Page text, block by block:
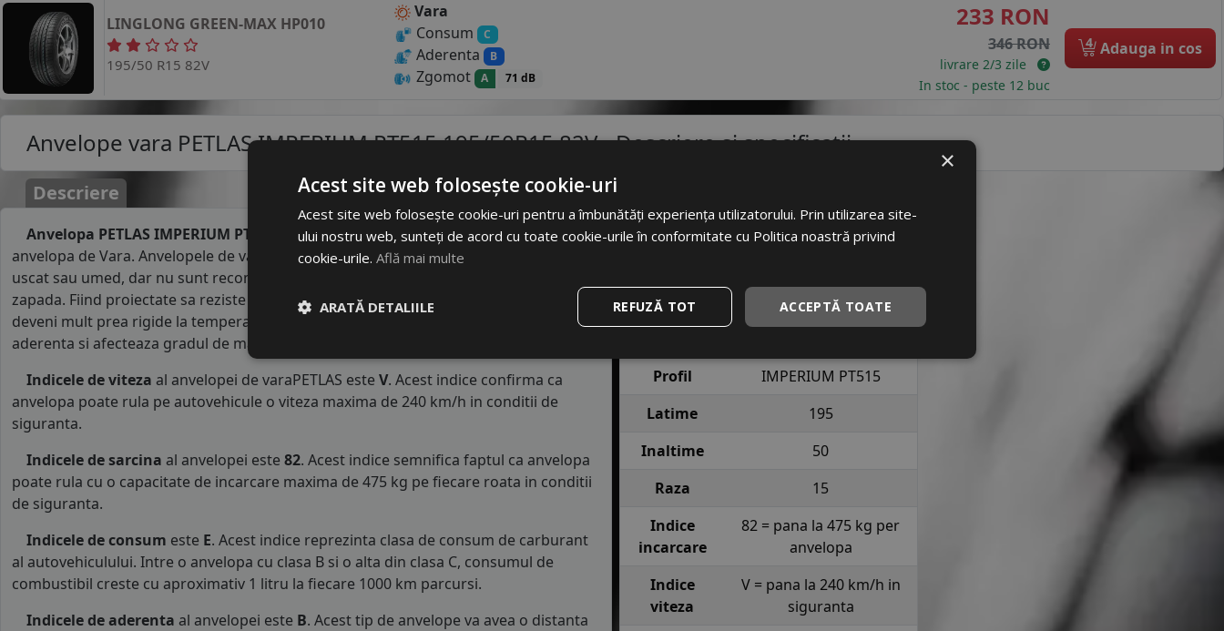
LINGLONG GREEN-MAX HP010
195/50 R15 82V
Vara
Consum
C
Aderenta B
Zgomot A 71 dB
233 RON
346 RON
livrare 2/3 zile
In stoc - peste 12 buc
4 Adauga in cos
Anvelope vara PETLAS IMPERIUM PT515 195/50R15 82V- Descriere si specificatii
Descriere
Anvelopa PETLAS IMPERIUM PT515 195/50R15 82Vpentru autoturisme este o
anvelopa de Vara. Anvelopele de vara au un comportament foarte bun pe asfalt
uscat sau umed, dar nu sunt recomandate pe carosabil acoperit de gheata sau
zapada. Fiind proiectate sa reziste la temperaturile ridicate din perioada verii, vor
deveni mult prea rigide la temperaturi mai mici de 7°C. Rigiditatea anvelopelor scade
aderenta si afecteaza gradul de manevrabilitate al masinii..
Indicele de viteza al anvelopei de varaPETLAS este V. Acest indice confirma ca
anvelopa poate rula pe autovehicule o viteza maxima de 240 km/h in conditii de
siguranta.
Indicele de sarcina al anvelopei este 82. Acest indice semnifica faptul ca anvelopa
poate rula cu o capacitate de incarcare maxima de 475 kg pe fiecare roata in conditii
de siguranta.
Indicele de consum este E. Acest indice reprezinta clasa de consum de carburant
al autovehiculului. Intre o anvelopa cu clasa B si o alta din clasa C, consumul de
combustibil creste cu aproximativ 1 litru la fiecare 1000 km parcursi.
Indicele de aderenta al anvelopei este B. Acest tip de anvelope va avea o distanta
Atribut
Valoare
EAN
8680830001709
Profil
IMPERIUM PT515
Latime
195
Inaltime
50
Raza
15
Indice
incarcare
82 = pana la 475 kg per
anvelopa
Indice
viteza
V = pana la 240 km/h in
siguranta
×
Acest site web folosește cookie-uri
Acest site web folosește cookie-uri pentru a îmbunătăți experiența utilizatorului. Prin utilizarea site-
ului nostru web, sunteți de acord cu toate cookie-urile în conformitate cu Politica noastră privind
cookie-urile. Află mai multe
ACCEPTĂ TOATE
REFUZĂ TOT
ARATĂ DETALIILE